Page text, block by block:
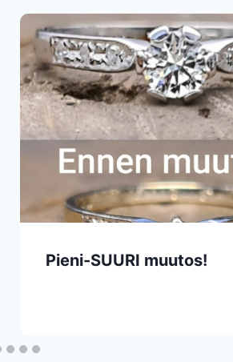
Pieni-SUURI muutos!